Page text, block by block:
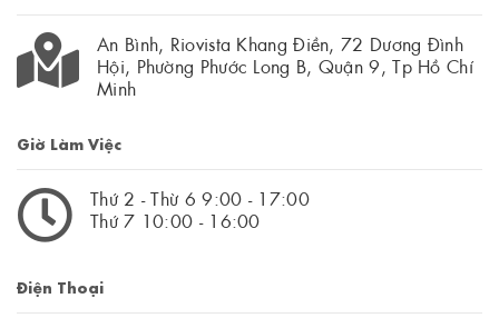
An Bình, Riovista Khang Điền, 72 Dương Đình
Hội, Phường Phước Long B, Quận 9, Tp Hồ Chí
Minh
Giờ Làm Việc
Thứ 2 - Thừ 6 9:00 - 17:00
Thứ 7 10:00 - 16:00
Điện Thoại